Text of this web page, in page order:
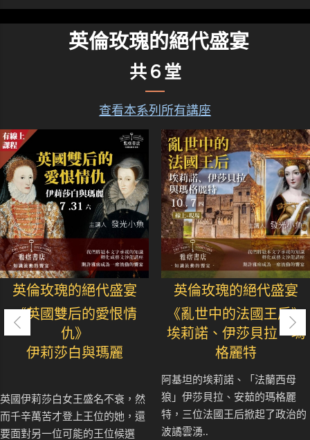
英倫玫瑰的絕代盛宴
共６堂
查看本系列所有講座
英倫玫瑰的絕代盛宴
《英國雙后的愛恨情
仇》
伊莉莎白與瑪麗
英國伊莉莎白女王盛名不衰，然
而千辛萬苦才登上王位的她，還
要面對另一位可能的王位候選
英倫玫瑰的絕代盛宴
《亂世中的法國王后》
埃莉諾、伊莎貝拉、瑪
格麗特
阿基坦的埃莉諾、「法蘭西母
狼」伊莎貝拉、安茹的瑪格麗
特，三位法國王后掀起了政治的
波譎雲湧..